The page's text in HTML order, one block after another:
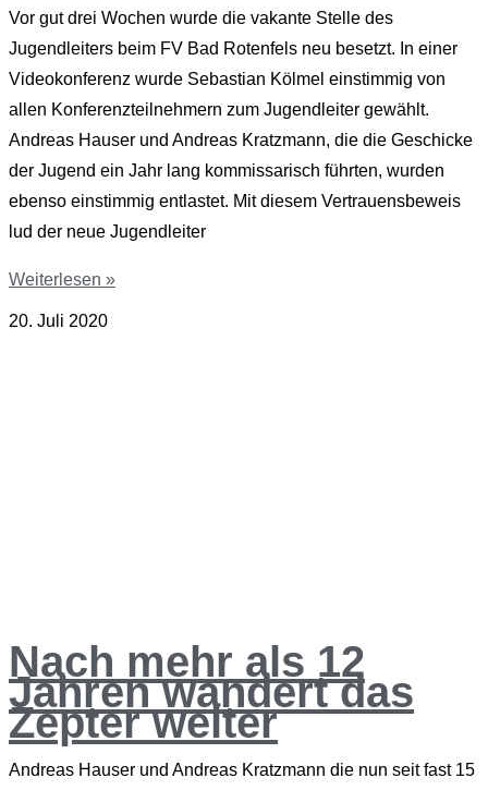
Vor gut drei Wochen wurde die vakante Stelle des
Jugendleiters beim FV Bad Rotenfels neu besetzt. In einer
Videokonferenz wurde Sebastian Kölmel einstimmig von
allen Konferenzteilnehmern zum Jugendleiter gewählt.
Andreas Hauser und Andreas Kratzmann, die die Geschicke
der Jugend ein Jahr lang kommissarisch führten, wurden
ebenso einstimmig entlastet. Mit diesem Vertrauensbeweis
lud der neue Jugendleiter
Weiterlesen »
20. Juli 2020
Nach mehr als 12
Jahren wandert das
Zepter weiter
Andreas Hauser und Andreas Kratzmann die nun seit fast 15